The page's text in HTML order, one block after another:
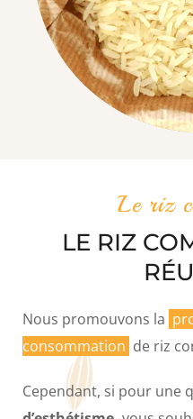
Le riz
LE RIZ
Nous promouvons la
consommation de riz
Cependant, si pour une